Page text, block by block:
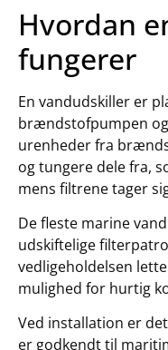
Hvordan
fungerer
En vandudskiller er
brændstofpumpen
urenheder fra
og tungere dele fra,
mens filtrene tager
De fleste marine
udskiftelige
vedligeholdelsen
mulighed for hurtig
Ved installation er
er godkendt til